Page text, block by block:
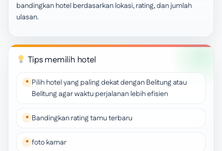
bandingkan hotel berdasarkan lokasi, rating, dan jumlah
ulasan.
Tips memilih hotel
Pilih hotel yang paling dekat dengan Belitung atau
Belitung agar waktu perjalanan lebih efisien
Bandingkan rating tamu terbaru
foto kamar